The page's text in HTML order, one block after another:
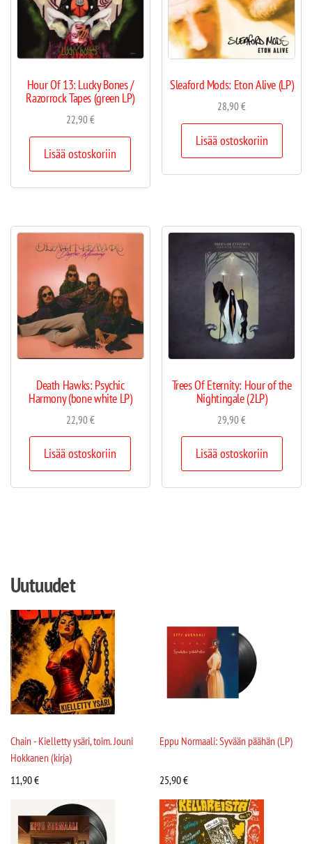
Hour Of 13: Lucky Bones /
Razorrock Tapes (green LP)
22,90€
Lisää ostoskoriin
Sleaford Mods: Eton Alive (LP)
28,90€
Lisää ostoskoriin
Death Hawks: Psychic
Harmony (bone white LP)
22,90€
Lisää ostoskoriin
Trees Of Eternity: Hour of the
Nightingale (2LP)
29,90€
Lisää ostoskoriin
Uutuudet
Chain - Kielletty ysäri, toim. Jouni
Hokkanen (kirja)
11,90€
Eppu Normaali: Syvään päähän (LP)
25,90€